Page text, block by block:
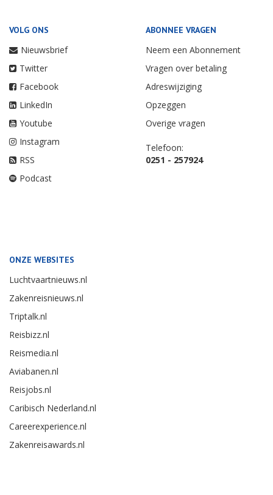
VOLG ONS
Nieuwsbrief
Twitter
Facebook
LinkedIn
Youtube
Instagram
RSS
Podcast
ABONNEE VRAGEN
Neem een Abonnement
Vragen over betaling
Adreswijziging
Opzeggen
Overige vragen
Telefoon:
0251 - 257924
ONZE WEBSITES
Luchtvaartnieuws.nl
Zakenreisnieuws.nl
Triptalk.nl
Reisbizz.nl
Reismedia.nl
Aviabanen.nl
Reisjobs.nl
Caribisch Nederland.nl
Careerexperience.nl
Zakenreisawards.nl